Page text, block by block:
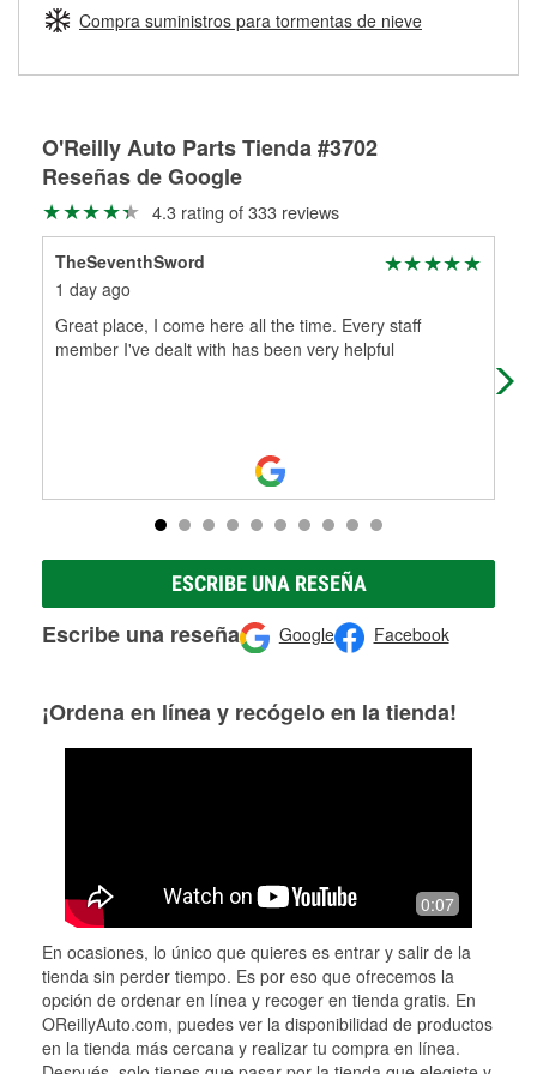
Más información sobre el Programa de Préstamo de
medirán tus tambores o discos para determinar si pueden
ser rectificados con seguridad. Si tus tambores o discos no
partes de reemplazo correctas para tu reparación.
Compra suministros para tormentas de nieve
O'Reilly Auto Parts Tienda #3702
Reseñas de Google
4.3 rating of 333 reviews
TheSeventhSword
1 day ago
Great place, I come here all the time. Every staff
member I've dealt with has been very helpful
ESCRIBE UNA RESEÑA
Escribe una reseña Google Facebook
¡Ordena en línea y recógelo en la tienda!
0:07
En ocasiones, lo único que quieres es entrar y salir de la
tienda sin perder tiempo. Es por eso que ofrecemos la
opción de ordenar en línea y recoger en tienda gratis. En
OReillyAuto.com, puedes ver la disponibilidad de productos
en la tienda más cercana y realizar tu compra en línea.